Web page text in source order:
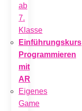
ab
7.
Klasse
Einführungskurs
Programmieren
mit
AR
Eigenes
Game